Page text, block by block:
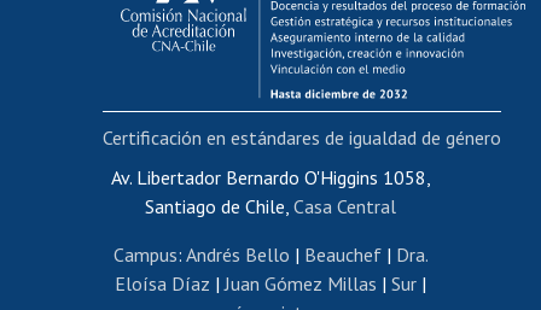
Funcionarias/os
Cursos internos de capacitación
Bienestar del personal
Portal de movilidad interna
Certificado de renta
Certificado de renta honorarios
Editar páginas blancas
Av. Libertador Bernardo O'Higgins 1058,
Santiago de Chile, Casa Central
Campus: Andrés Bello | Beauchef| Dra.
Eloísa Díaz | Juan Gómez Millas | Sur |
Certificación en estándares de igualdad de género